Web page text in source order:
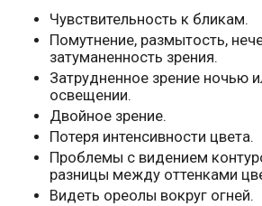
Чувствительность к бликам.
Помутнение, размытость,
затуманенность зрения.
Затрудненное зрение ночью
освещении.
Двойное зрение.
Потеря интенсивности цвета.
Проблемы с видением
разницы между оттенками
Видеть ореолы вокруг огней.